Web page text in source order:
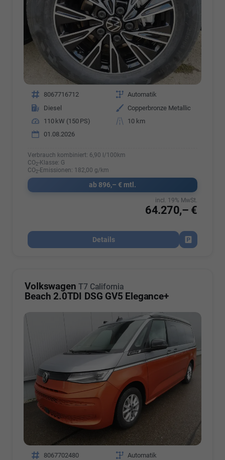
Fahrzeugnr. 8067716712 Getriebe Automatik
Kraftstoff
Diesel Außenfarbe Copperbronze Metallic
Leistung
110 kW (150 PS) Kilometerstand
10 km
01.08.2026
Verbrauch kombiniert: 6,90 l/100km
CO2-Klasse: G
CO2-Emissionen: 182,00 g/km
ab 896,– € mtl.
64.270,– €
incl. 19% MwSt.
Details
Fahrzeug
Volkswagen T7 California
Beach 2.0TDI DSG GV5 Elegance+
Fahrzeugnr. 8067702480 Getriebe Automatik